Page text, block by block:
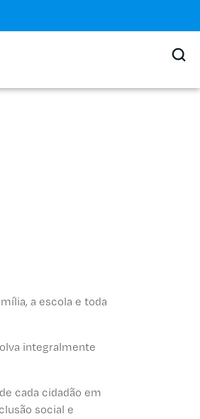
a escola e toda
integralmente
cada cidadão em
social e